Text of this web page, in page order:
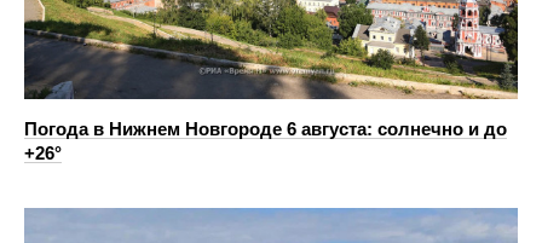
Погода в Нижнем Новгороде 6 августа: солнечно и до
+26°